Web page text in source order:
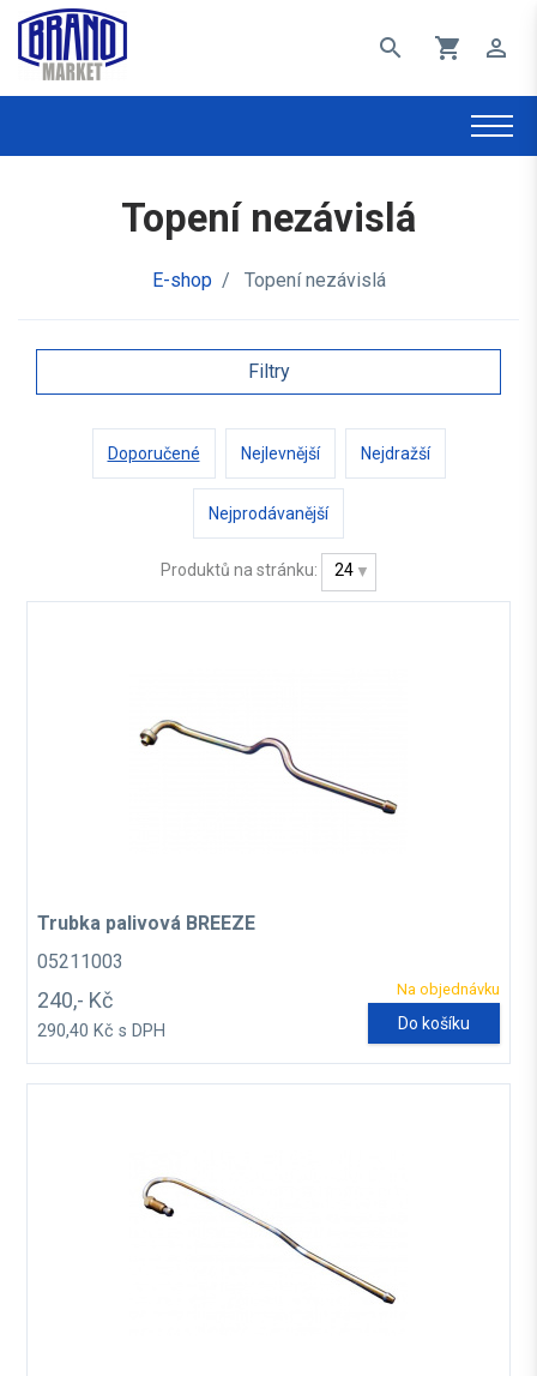
search shopping_cart perm_identity
Topení nezávislá
E-shop / Topení nezávislá
Filtry
Doporučené Nejlevnější Nejdražší
Nejprodávanější
Produktů na stránku: 24
Trubka palivová BREEZE
05211003
Na objednávku
240,- Kč
290,40 Kč s DPH Do košíku